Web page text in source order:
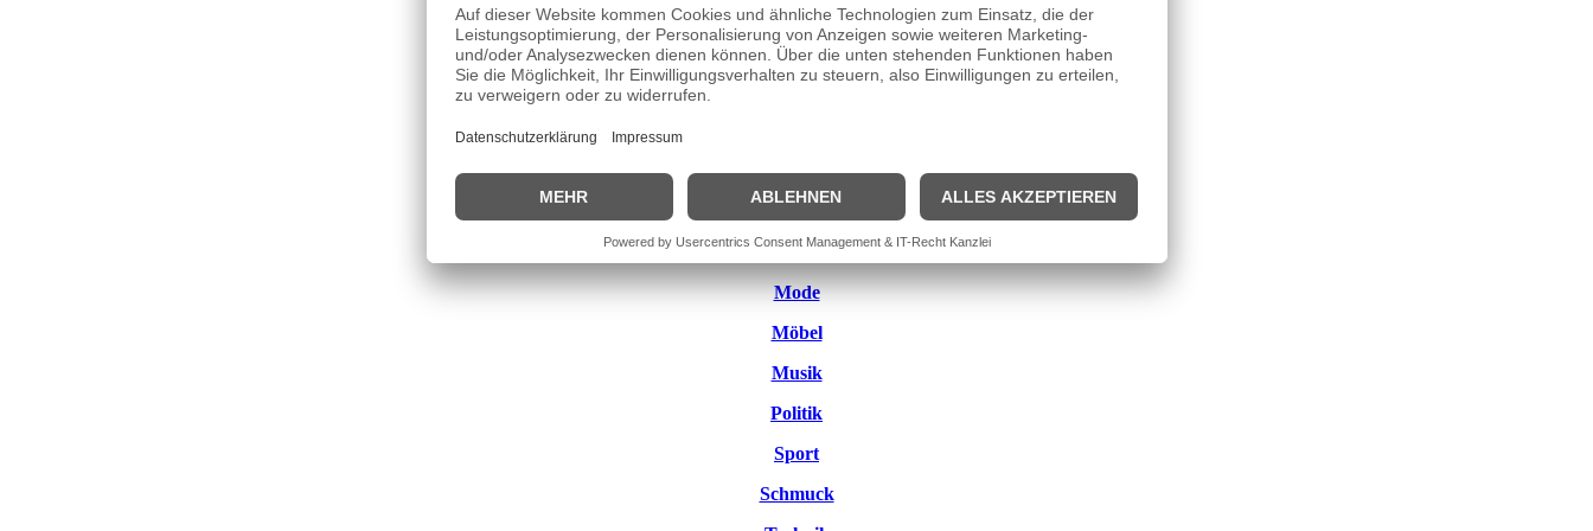
Automobil
Bands
Charts
Literatur
Mode
Möbel
Musik
Politik
Sport
Schmuck